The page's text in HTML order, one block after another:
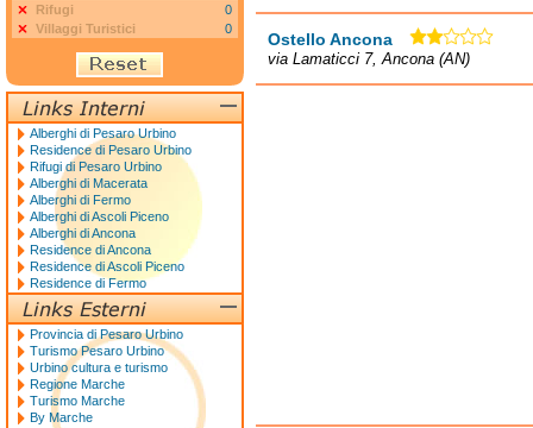
Ostello Ancona
via Lamaticci 7, Ancona (AN)
Rifugi
0
Villaggi Turistici
0
Alberghi di Pesaro Urbino
Residence di Pesaro Urbino
Rifugi di Pesaro Urbino
Alberghi di Macerata
Alberghi di Fermo
Alberghi di Ascoli Piceno
Alberghi di Ancona
Residence di Ancona
Residence di Ascoli Piceno
Residence di Fermo
Provincia di Pesaro Urbino
Turismo Pesaro Urbino
Urbino cultura e turismo
Regione Marche
Turismo Marche
By Marche